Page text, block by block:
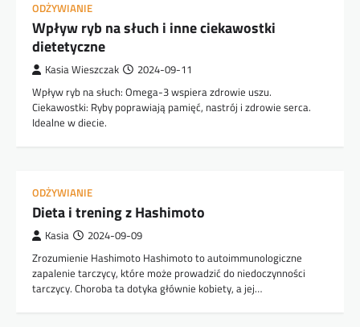
ODŻYWIANIE
Wpływ ryb na słuch i inne ciekawostki
dietetyczne
Kasia Wieszczak 2024-09-11
Wpływ ryb na słuch: Omega-3 wspiera zdrowie uszu.
Ciekawostki: Ryby poprawiają pamięć, nastrój i zdrowie serca.
Idealne w diecie.
ODŻYWIANIE
Dieta i trening z Hashimoto
Kasia 2024-09-09
Zrozumienie Hashimoto Hashimoto to autoimmunologiczne
zapalenie tarczycy, które może prowadzić do niedoczynności
tarczycy. Choroba ta dotyka głównie kobiety, a jej…